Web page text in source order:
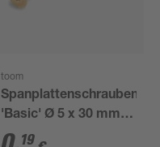
toom
Spanplattenschrauben
'Basic' Ø 5 x 30 mm
TX 19